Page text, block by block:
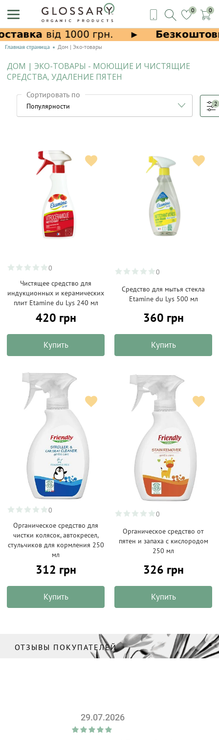
0 0
Главная страница Дом | Эко-товары
ДОМ | ЭКО-ТОВАРЫ - МОЮЩИЕ И ЧИСТЯЩИЕ
СРЕДСТВА, УДАЛЕНИЕ ПЯТЕН
Сортировать по
2
0
Чистящее средство для
индукционных и керамических
плит Etamine du Lys 240 мл
420 грн
Купить
0
Средство для мытья стекла
Etamine du Lys 500 мл
360 грн
Купить
0
Органическое средство для
чистки колясок, автокресел,
стульчиков для кормления 250
мл
312 грн
Купить
0
Органическое средство от
пятен и запаха с кислородом
250 мл
326 грн
Купить
ОТЗЫВЫ ПОКУПАТЕЛЕЙ
29.07.2026